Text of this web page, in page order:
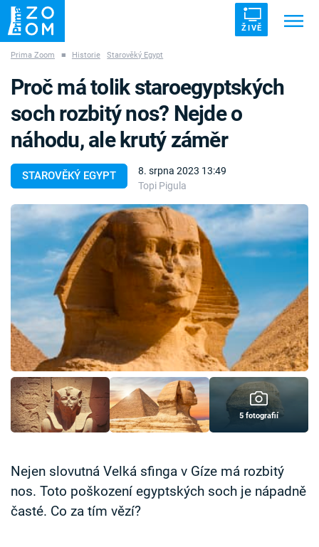
ŽIVĚ
ZÁHADY VETŘELCI DÁVNOVĚKU
Témata
Témata
Pořady
TV Program
Časopis
Sledujte prima+
Přihlášení
Sledujte nás
Prima Zoom ■ Historie Starověký Egypt
STAROVĚKÝ EGYPT
8. srpna 2023 13:49
Topi Pigula
Proč má tolik staroegyptských
soch rozbitý nos? Nejde o
náhodu, ale krutý záměr
5 fotografií
Nejen slovutná Velká sfinga v Gíze má rozbitý
nos. Toto poškození egyptských soch je nápadně
časté. Co za tím vězí?